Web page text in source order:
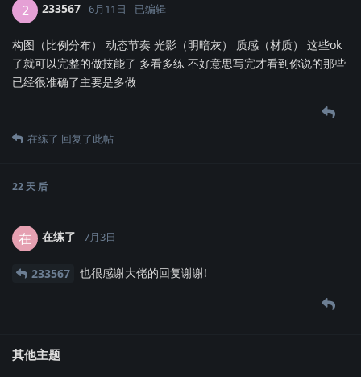
2 233567 6月11日 已编辑
构图（比例分布） 动态节奏 光影（明暗灰） 质感（材质） 这些ok
了就可以完整的做技能了 多看多练 不好意思写完才看到你说的那些
已经很准确了主要是多做
在练了 回复了此帖
22 天 后
在 在练了 7月3日
233567 也很感谢大佬的回复谢谢!
其他主题